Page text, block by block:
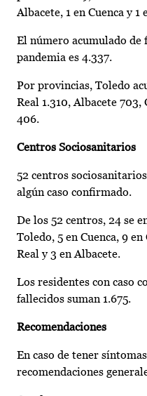
Albacete, 1 en Cuenca y 1
El número acumulado de
pandemia es 4.337.
Por provincias, Toledo
Real 1.310, Albacete 703,
406.
Centros Sociosanitarios
52 centros
algún caso confirmado.
De los 52 centros, 24 se
Toledo, 5 en Cuenca, 9
Real y 3 en Albacete.
Los residentes con caso
fallecidos suman 1.675.
Recomendaciones
En caso de tener
recomendaciones